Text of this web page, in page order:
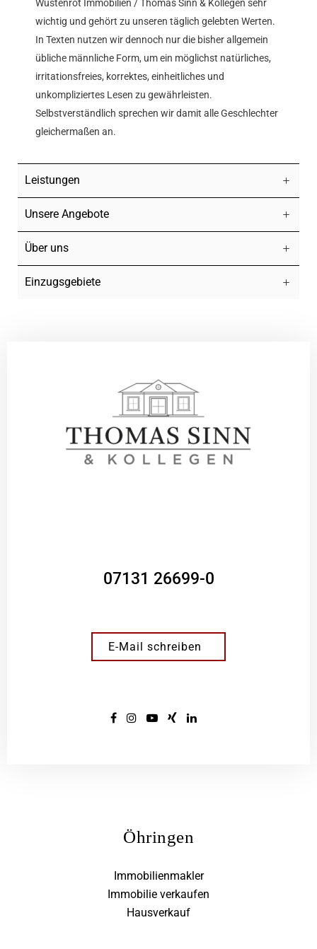
Wüstenrot Immobilien / Thomas Sinn & Kollegen sehr
wichtig und gehört zu unseren täglich gelebten Werten.
In Texten nutzen wir dennoch nur die bisher allgemein
übliche männliche Form, um ein möglichst natürliches,
irritationsfreies, korrektes, einheitliches und
unkompliziertes Lesen zu gewährleisten.
Selbstverständlich sprechen wir damit alle Geschlechter
gleichermaßen an.
Leistungen
Unsere Angebote
Über uns
Einzugsgebiete
07131 26699-0
E-Mail schreiben
Öhringen
Immobilienmakler
Immobilie verkaufen
Hausverkauf